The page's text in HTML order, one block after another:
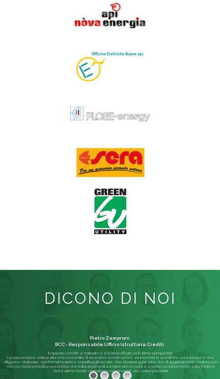
DICONO DI NOI
Il rapporto con BIT è maturato e si è intensificato nell'ultimo quinquennio.
La convenzione sottoscritta ci ha consentito di accedere a molti servizi, sia in termini di specifiche consulenze e due
diligence strutturate, con formali incarichi e sopralluoghi on-site, che di pareri spot; oltre che di aggiornamento continuo per
mezzo della periodica newsletter, che tratta argomenti sempre interessanti e si pone costantemente sulla frontiera
delle ultime Novità, normative o commerciali, dei settori presidiati.
Pietro Zamproni
BCC - Responsabile Ufficio Istruttoria Crediti
Leggi di più